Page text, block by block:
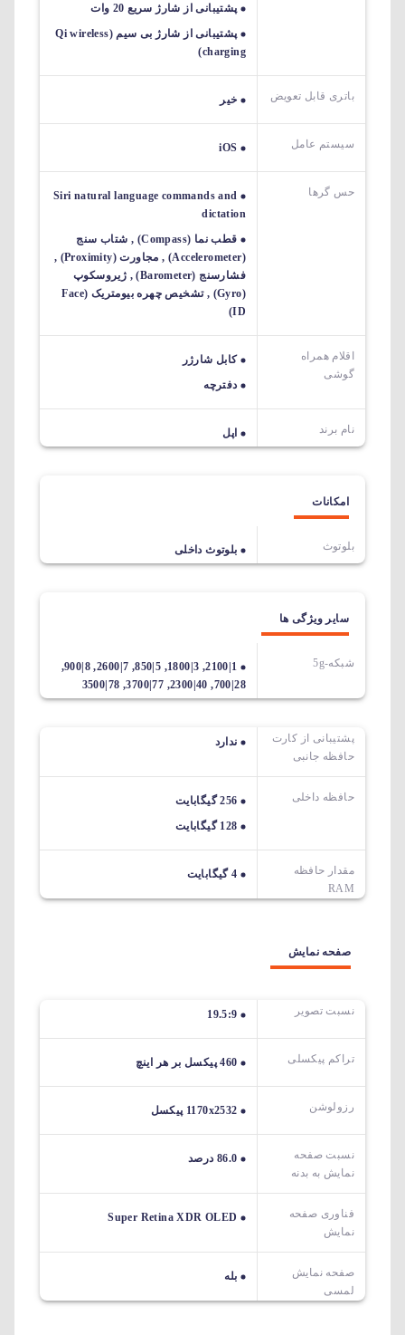
پشتیبانی از شارژ سریع 20 وات
پشتیبانی از شارژ بی سیم (Qi wireless
charging)
باتری قابل تعویض خیر
سیستم عامل iOS
حس گرها
Siri natural language commands and
dictation
قطب نما (Compass) , شتاب سنج
(Accelerometer) , مجاورت (Proximity) ,
فشارسنج (Barometer) , ژیروسکوپ
(Gyro) , تشخیص چهره بیومتریک (Face
ID)
اقلام همراه
گوشی
کابل شارژر
دفترچه
نام برند اپل
امکانات
بلوتوث بلوتوث داخلی
سایر ویژگی ها
شبکه-5g
1|2100, 3|1800, 5|850, 7|2600, 8|900,
28|700, 40|2300, 77|3700, 78|3500
پشتیبانی از کارت
حافظه جانبی
ندارد
حافظه داخلی
256 گیگابایت
128 گیگابایت
مقدار حافظه
RAM
4 گیگابایت
صفحه نمایش
نسبت تصویر 19.5:9
تراکم پیکسلی 460 پیکسل بر هر اینچ
رزولوشن 1170x2532 پیکسل
نسبت صفحه
نمایش به بدنه
86.0 درصد
فناوری صفحه
نمایش
Super Retina XDR OLED
صفحه نمایش
لمسی
بله